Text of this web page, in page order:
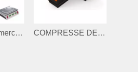
Échelles commerciales COMPRESSE DE COSE POUR BOUTIQUE